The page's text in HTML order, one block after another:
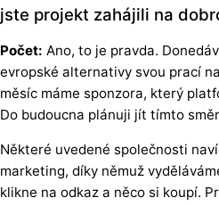
jste projekt zahájili na
Počet: Ano, to je pravda.
evropské alternativy svou prací
měsíc máme sponzora, který
Do budoucna plánuji jít tímto
Některé uvedené společnosti
marketing, díky němuž
klikne na odkaz a něco si koupí.